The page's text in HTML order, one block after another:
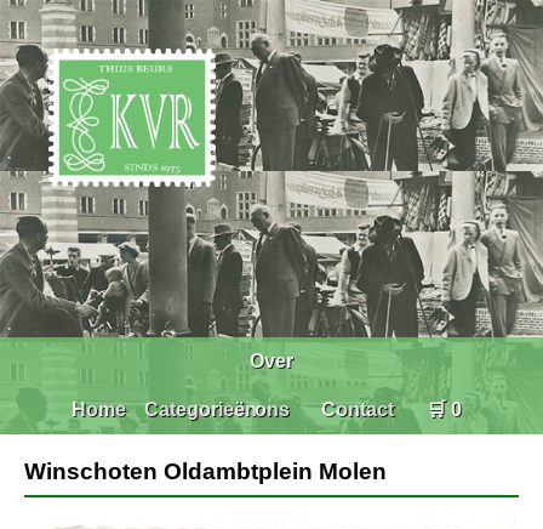
Home Categorieën
Over
ons Contact 🛒 0
Winschoten Oldambtplein Molen